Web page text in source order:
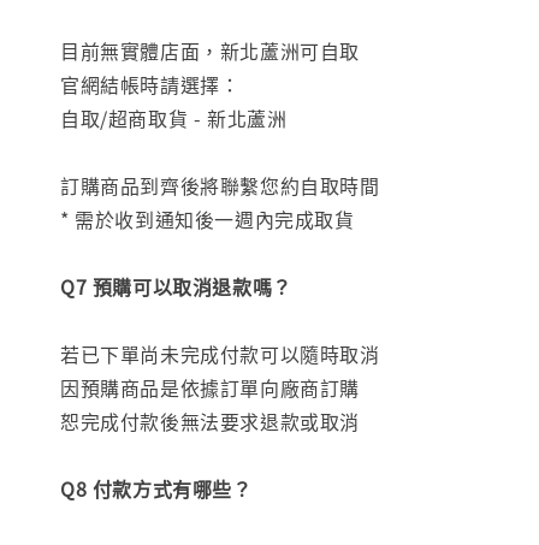
目前無實體店面，新北蘆洲可自取
官網結帳時請選擇：
自取/超商取貨 - 新北蘆洲
訂購商品到齊後將聯繫您約自取時間
* 需於收到通知後一週內完成取貨
Q7 預購可以取消退款嗎？
若已下單尚未完成付款可以隨時取消
因預購商品是依據訂單向廠商訂購
恕完成付款後無法要求退款或取消
Q8 付款方式有哪些？